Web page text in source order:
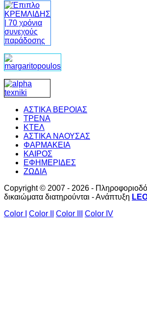
ΑΣΤΙΚΑ ΒΕΡΟΙΑΣ
ΤΡΕΝΑ
ΚΤΕΛ
ΑΣΤΙΚΑ ΝΑΟΥΣΑΣ
ΦΑΡΜΑΚΕΙΑ
ΚΑΙΡΟΣ
ΕΦΗΜΕΡΙΔΕΣ
ΖΩΔΙΑ
Copyright © 2007 - 2026 -
δικαιώματα διατηρούνται - Ανάπτυξη
Color I
Color II Color III Color IV